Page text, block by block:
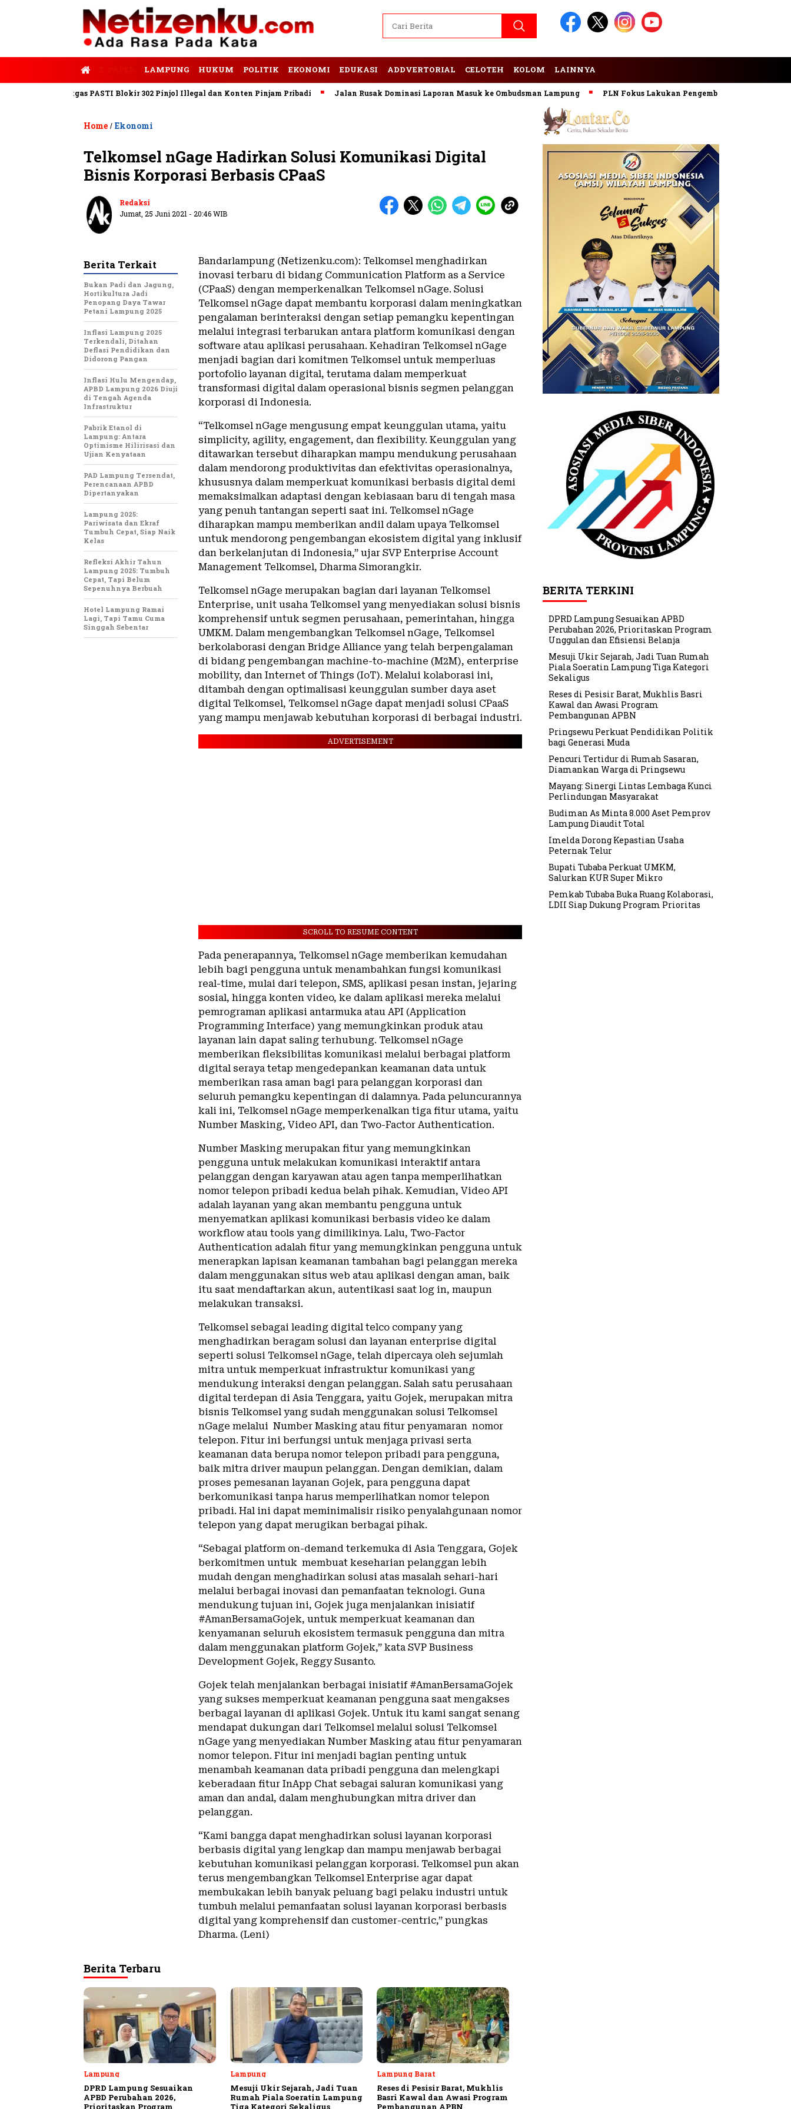
LAMPUNG HUKUM POLITIK EKONOMI EDUKASI ADDVERTORIAL CELOTEH KOLOM LAINNYA
Satgas PASTI Blokir 302 Pinjol Illegal dan Konten Pinjam Pribadi Jalan Rusak Dominasi Laporan Masuk ke Ombudsman Lampung PLN Fokus Lakukan Pengembangan Pembangkit EBT
Home / Ekonomi
Telkomsel nGage Hadirkan Solusi Komunikasi Digital
Bisnis Korporasi Berbasis CPaaS
Redaksi
Jumat, 25 Juni 2021 - 20:46 WIB
Bandarlampung (Netizenku.com): Telkomsel menghadirkan
inovasi terbaru di bidang Communication Platform as a Service
(CPaaS) dengan memperkenalkan Telkomsel nGage. Solusi
Telkomsel nGage dapat membantu korporasi dalam meningkatkan
pengalaman berinteraksi dengan setiap pemangku kepentingan
melalui integrasi terbarukan antara platform komunikasi dengan
software atau aplikasi perusahaan. Kehadiran Telkomsel nGage
menjadi bagian dari komitmen Telkomsel untuk memperluas
portofolio layanan digital, terutama dalam memperkuat
transformasi digital dalam operasional bisnis segmen pelanggan
korporasi di Indonesia.
“Telkomsel nGage mengusung empat keunggulan utama, yaitu
simplicity, agility, engagement, dan flexibility. Keunggulan yang
ditawarkan tersebut diharapkan mampu mendukung perusahaan
dalam mendorong produktivitas dan efektivitas operasionalnya,
khususnya dalam memperkuat komunikasi berbasis digital demi
memaksimalkan adaptasi dengan kebiasaan baru di tengah masa
yang penuh tantangan seperti saat ini. Telkomsel nGage
diharapkan mampu memberikan andil dalam upaya Telkomsel
untuk mendorong pengembangan ekosistem digital yang inklusif
dan berkelanjutan di Indonesia,” ujar SVP Enterprise Account
Management Telkomsel, Dharma Simorangkir.
Telkomsel nGage merupakan bagian dari layanan Telkomsel
Enterprise, unit usaha Telkomsel yang menyediakan solusi bisnis
komprehensif untuk segmen perusahaan, pemerintahan, hingga
UMKM. Dalam mengembangkan Telkomsel nGage, Telkomsel
berkolaborasi dengan Bridge Alliance yang telah berpengalaman
di bidang pengembangan machine-to-machine (M2M), enterprise
mobility, dan Internet of Things (IoT). Melalui kolaborasi ini,
ditambah dengan optimalisasi keunggulan sumber daya aset
digital Telkomsel, Telkomsel nGage dapat menjadi solusi CPaaS
yang mampu menjawab kebutuhan korporasi di berbagai industri.
ADVERTISEMENT
SCROLL TO RESUME CONTENT
Pada penerapannya, Telkomsel nGage memberikan kemudahan
lebih bagi pengguna untuk menambahkan fungsi komunikasi
real-time, mulai dari telepon, SMS, aplikasi pesan instan, jejaring
sosial, hingga konten video, ke dalam aplikasi mereka melalui
pemrograman aplikasi antarmuka atau API (Application
Programming Interface) yang memungkinkan produk atau
layanan lain dapat saling terhubung. Telkomsel nGage
memberikan fleksibilitas komunikasi melalui berbagai platform
digital seraya tetap mengedepankan keamanan data untuk
memberikan rasa aman bagi para pelanggan korporasi dan
seluruh pemangku kepentingan di dalamnya. Pada peluncurannya
kali ini, Telkomsel nGage memperkenalkan tiga fitur utama, yaitu
Number Masking, Video API, dan Two-Factor Authentication.
Number Masking merupakan fitur yang memungkinkan
pengguna untuk melakukan komunikasi interaktif antara
pelanggan dengan karyawan atau agen tanpa memperlihatkan
nomor telepon pribadi kedua belah pihak. Kemudian, Video API
adalah layanan yang akan membantu pengguna untuk
menyematkan aplikasi komunikasi berbasis video ke dalam
workflow atau tools yang dimilikinya. Lalu, Two-Factor
Authentication adalah fitur yang memungkinkan pengguna untuk
menerapkan lapisan keamanan tambahan bagi pelanggan mereka
dalam menggunakan situs web atau aplikasi dengan aman, baik
itu saat mendaftarkan akun, autentikasi saat log in, maupun
melakukan transaksi.
Telkomsel sebagai leading digital telco company yang
menghadirkan beragam solusi dan layanan enterprise digital
seperti solusi Telkomsel nGage, telah dipercaya oleh sejumlah
mitra untuk memperkuat infrastruktur komunikasi yang
mendukung interaksi dengan pelanggan. Salah satu perusahaan
digital terdepan di Asia Tenggara, yaitu Gojek, merupakan mitra
bisnis Telkomsel yang sudah menggunakan solusi Telkomsel
nGage melalui Number Masking atau fitur penyamaran nomor
telepon. Fitur ini berfungsi untuk menjaga privasi serta
keamanan data berupa nomor telepon pribadi para pengguna,
baik mitra driver maupun pelanggan. Dengan demikian, dalam
proses pemesanan layanan Gojek, para pengguna dapat
berkomunikasi tanpa harus memperlihatkan nomor telepon
pribadi. Hal ini dapat meminimalisir risiko penyalahgunaan nomor
telepon yang dapat merugikan berbagai pihak.
“Sebagai platform on-demand terkemuka di Asia Tenggara, Gojek
berkomitmen untuk membuat keseharian pelanggan lebih
mudah dengan menghadirkan solusi atas masalah sehari-hari
melalui berbagai inovasi dan pemanfaatan teknologi. Guna
mendukung tujuan ini, Gojek juga menjalankan inisiatif
#AmanBersamaGojek, untuk memperkuat keamanan dan
kenyamanan seluruh ekosistem termasuk pengguna dan mitra
dalam menggunakan platform Gojek,” kata SVP Business
Development Gojek, Reggy Susanto.
Gojek telah menjalankan berbagai inisiatif #AmanBersamaGojek
yang sukses memperkuat keamanan pengguna saat mengakses
berbagai layanan di aplikasi Gojek. Untuk itu kami sangat senang
mendapat dukungan dari Telkomsel melalui solusi Telkomsel
nGage yang menyediakan Number Masking atau fitur penyamaran
nomor telepon. Fitur ini menjadi bagian penting untuk
menambah keamanan data pribadi pengguna dan melengkapi
keberadaan fitur InApp Chat sebagai saluran komunikasi yang
aman dan andal, dalam menghubungkan mitra driver dan
pelanggan.
“Kami bangga dapat menghadirkan solusi layanan korporasi
berbasis digital yang lengkap dan mampu menjawab berbagai
kebutuhan komunikasi pelanggan korporasi. Telkomsel pun akan
terus mengembangkan Telkomsel Enterprise agar dapat
membukakan lebih banyak peluang bagi pelaku industri untuk
tumbuh melalui pemanfaatan solusi layanan korporasi berbasis
digital yang komprehensif dan customer-centric,” pungkas
Dharma. (Leni)
Berita Terkait
Bukan Padi dan Jagung,
Hortikultura Jadi
Penopang Daya Tawar
Petani Lampung 2025
Inflasi Lampung 2025
Terkendali, Ditahan
Deflasi Pendidikan dan
Didorong Pangan
Inflasi Hulu Mengendap,
APBD Lampung 2026 Diuji
di Tengah Agenda
Infrastruktur
Pabrik Etanol di
Lampung: Antara
Optimisme Hilirisasi dan
Ujian Kenyataan
PAD Lampung Tersendat,
Perencanaan APBD
Dipertanyakan
Lampung 2025:
Pariwisata dan Ekraf
Tumbuh Cepat, Siap Naik
Kelas
Refleksi Akhir Tahun
Lampung 2025: Tumbuh
Cepat, Tapi Belum
Sepenuhnya Berbuah
Hotel Lampung Ramai
Lagi, Tapi Tamu Cuma
Singgah Sebentar
Berita Terbaru
Lampung
DPRD Lampung Sesuaikan
APBD Perubahan 2026,
Prioritaskan Program
Lampung
Mesuji Ukir Sejarah, Jadi Tuan
Rumah Piala Soeratin Lampung
Tiga Kategori Sekaligus
Lampung Barat
Reses di Pesisir Barat, Mukhlis
Basri Kawal dan Awasi Program
Pembangunan APBN
BERITA TERKINI
DPRD Lampung Sesuaikan APBD
Perubahan 2026, Prioritaskan Program
Unggulan dan Efisiensi Belanja
Mesuji Ukir Sejarah, Jadi Tuan Rumah
Piala Soeratin Lampung Tiga Kategori
Sekaligus
Reses di Pesisir Barat, Mukhlis Basri
Kawal dan Awasi Program
Pembangunan APBN
Pringsewu Perkuat Pendidikan Politik
bagi Generasi Muda
Pencuri Tertidur di Rumah Sasaran,
Diamankan Warga di Pringsewu
Mayang: Sinergi Lintas Lembaga Kunci
Perlindungan Masyarakat
Budiman As Minta 8.000 Aset Pemprov
Lampung Diaudit Total
Imelda Dorong Kepastian Usaha
Peternak Telur
Bupati Tubaba Perkuat UMKM,
Salurkan KUR Super Mikro
Pemkab Tubaba Buka Ruang Kolaborasi,
LDII Siap Dukung Program Prioritas